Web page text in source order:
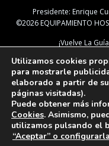
Presidente: Enrique
©2026 EQUIPAMIENTO
¡Vuelve La
Paseo de Gracia, 63. 1º 2ª.
Utilizamos cookies
para mostrarle
elaborado a partir de
páginas visitadas).
Puede obtener más
Cookies. Asimismo,
utilizamos pulsando el
“Aceptar” o